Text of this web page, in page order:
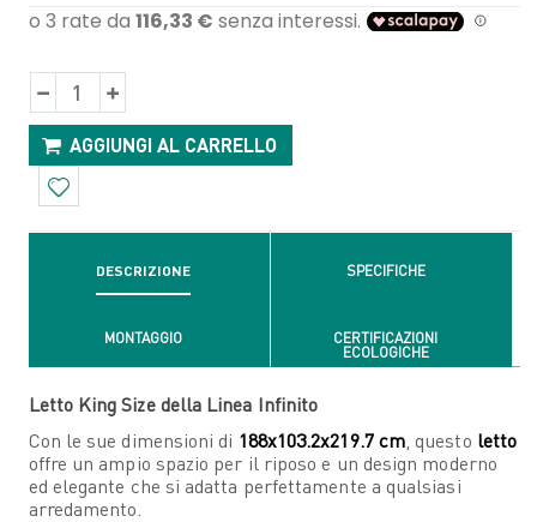
AGGIUNGI AL CARRELLO
DESCRIZIONE SPECIFICHE
MONTAGGIO
CERTIFICAZIONI
ECOLOGICHE
Letto King Size della Linea Infinito
Con le sue dimensioni di 188x103.2x219.7 cm , questo letto
offre un ampio spazio per il riposo e un design moderno
ed elegante che si adatta perfettamente a qualsiasi
arredamento.